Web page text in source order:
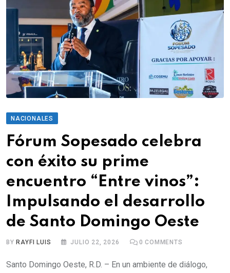
NACIONALES
Fórum Sopesado celebra
con éxito su prime
encuentro “Entre vinos”:
Impulsando el desarrollo
de Santo Domingo Oeste
BY RAYFI LUIS JULIO 22, 2026 0 COMMENTS
Santo Domingo Oeste, R.D. – En un ambiente de diálogo,